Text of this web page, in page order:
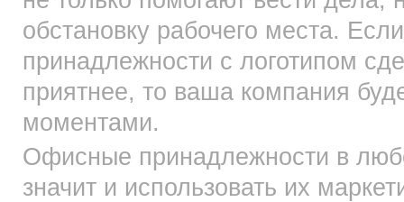
обстановку рабочего места.
принадлежности с логотипом
приятнее, то ваша компания
моментами.
Офисные принадлежности в
значит и использовать их